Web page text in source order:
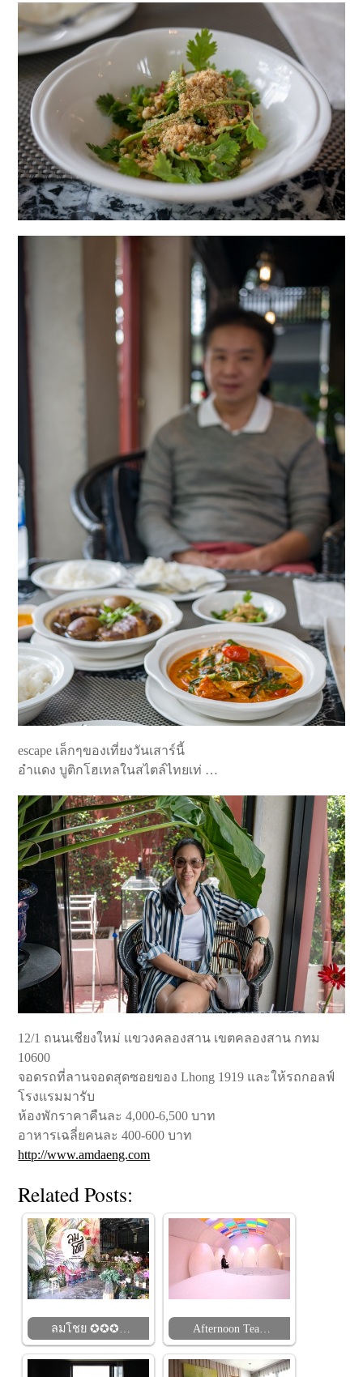
escape เล็กๆของ‪เที่ยงวันเสาร์นี้
อำแดง บูติกโฮเทลในสไตล์ไทยเท่ …
‪12/1 ถนนเชียงใหม่ แขวงคลองสาน เขตคลองสาน กทม
10600‬
จอดรถที่ลานจอดสุดซอยของ Lhong 1919 และให้รถกอลฟ์
โรงแรมมารับ
ห้องพักราคาคืนละ 4,000-6,500 บาท
อาหารเฉลี่ยคนละ 400-600 บาท
http://www.amdaeng.com
Related Posts:
ลมโชย ✪✪✪… Afternoon Tea…